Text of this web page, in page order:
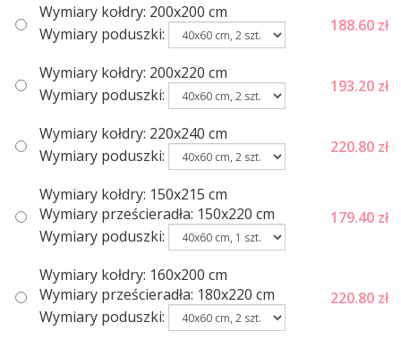
Wymiary kołdry: 200x200 cm
Wymiary poduszki:
188.60 zł
Wymiary kołdry: 200x220 cm
Wymiary poduszki:
193.20 zł
Wymiary kołdry: 220x240 cm
Wymiary poduszki:
220.80 zł
Wymiary kołdry: 150x215 cm
Wymiary prześcieradła: 150x220 cm
Wymiary poduszki:
179.40 zł
Wymiary kołdry: 160х200 cm
Wymiary prześcieradła: 180x220 cm
Wymiary poduszki:
220.80 zł